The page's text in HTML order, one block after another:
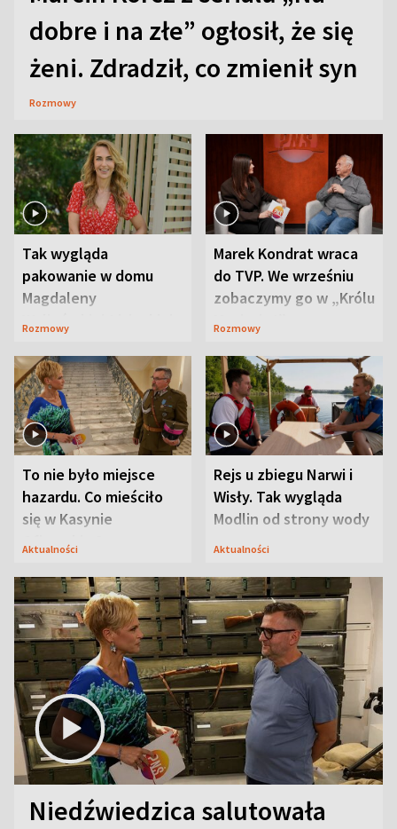
dobre i na złe” ogłosił, że się
żeni. Zdradził, co zmienił syn
Rozmowy
Tak wygląda
pakowanie w domu
Magdaleny
Waligórskiej-Lisieckiej.
Rozmowy
Marek Kondrat wraca
do TVP. We wrześniu
zobaczymy go w „Królu
Maciusiu I”
Rozmowy
To nie było miejsce
hazardu. Co mieściło
się w Kasynie
Oficerskim?
Aktualności
Rejs u zbiegu Narwi i
Wisły. Tak wygląda
Modlin od strony wody
Aktualności
Niedźwiedzica salutowała